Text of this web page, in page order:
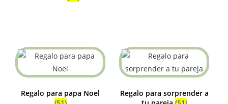
Regalo para papa Noel
Regalo para sorprender a